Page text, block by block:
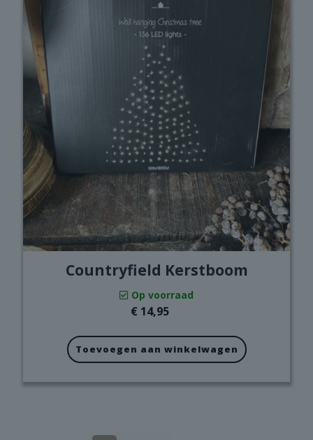
Countryfield Kerstboom
Op voorraad
€ 14,95
Toevoegen aan winkelwagen